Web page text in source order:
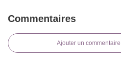
Commentaires
Ajouter un commentaire